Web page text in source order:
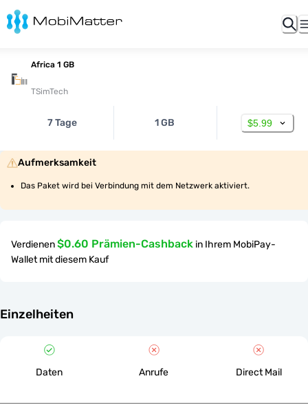
Africa 1 GB
TSimTech
7 Tage 1 GB $5.99
Aufmerksamkeit
Das Paket wird bei Verbindung mit dem Netzwerk aktiviert.
Verdienen$0.60 Prämien-Cashback in Ihrem MobiPay-
Wallet mit diesem Kauf
Einzelheiten
Daten Anrufe Direct Mail